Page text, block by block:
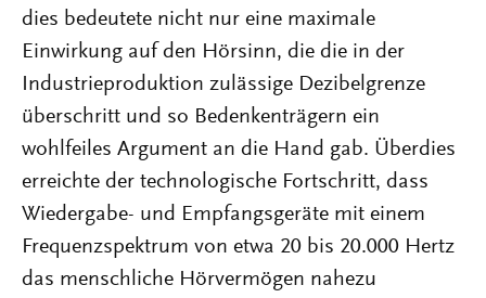
dies bedeutete nicht nur eine maximale
Einwirkung auf den Hörsinn, die die in der
Industrieproduktion zulässige Dezibelgrenze
überschritt und so Bedenkenträgern ein
wohlfeiles Argument an die Hand gab. Überdies
erreichte der technologische Fortschritt, dass
Wiedergabe- und Empfangsgeräte mit einem
Frequenzspektrum von etwa 20 bis 20.000 Hertz
das menschliche Hörvermögen nahezu